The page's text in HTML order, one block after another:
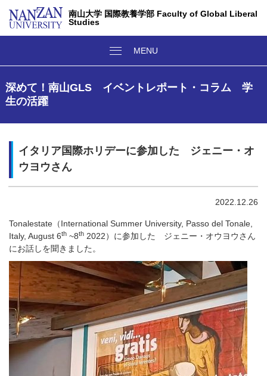
南山大学 国際教養学部 Faculty of Global Liberal
Studies
深めて！南山GLS イベントレポート・コラム 学
生の活躍
イタリア国際ホリデーに参加した ジェニー・オ
ウヨウさん
2022.12.26
Tonalestate （International Summer University, Passo del Tonale,
Italy, August 6th ~8th 2022）に参加した ジェニー・オウヨウさん
にお話しを聞きました。